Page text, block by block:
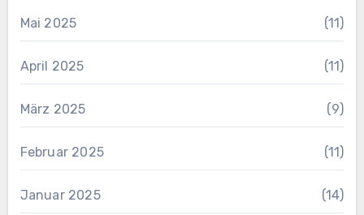
Mai 2025 (11)
April 2025 (11)
März 2025 (9)
Februar 2025 (11)
Januar 2025 (14)